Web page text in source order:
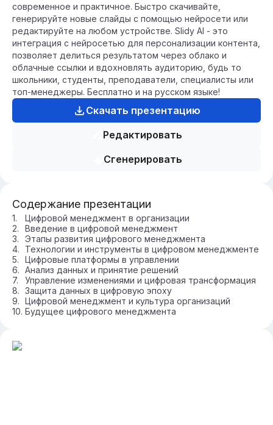
современное и практичное. Быстро скачивайте,
генерируйте новые слайды с помощью нейросети или
редактируйте на любом устройстве. Slidy AI - это
интеграция с нейросетью для персонализации контента,
позволяет делиться результатом через облако и
облачные ссылки и вдохновлять аудиторию, будь то
школьники, студенты, преподаватели, специалисты или
топ-менеджеры. Бесплатно и на русском языке!
Скачать презентацию
Редактировать
Сгенерировать
Содержание презентации
Цифровой менеджмент в организации
Введение в цифровой менеджмент
Этапы развития цифрового менеджмента
Технологии и инструменты в цифровом менеджменте
Цифровые платформы в управлении
Анализ данных и принятие решений
Управление изменениями и цифровая трансформация
Защита данных в цифровую эпоху
Цифровой менеджмент и культура организаций
Будущее цифрового менеджмента